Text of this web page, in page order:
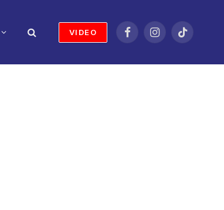
VIDEO
FacebookInstagramTikTok